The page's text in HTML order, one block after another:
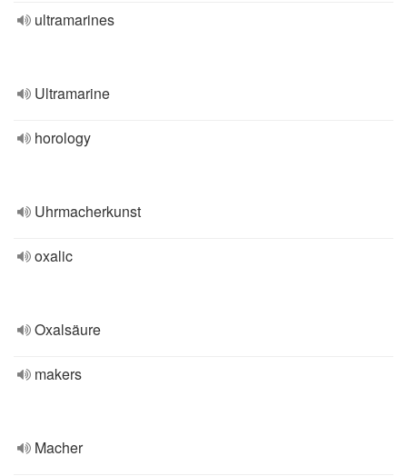
ultramarines
Ultramarine
horology
Uhrmacherkunst
oxalic
Oxalsäure
makers
Macher